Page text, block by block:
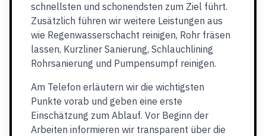
schnellsten und schonendsten zum Ziel führt.
Zusätzlich führen wir weitere Leistungen aus
wie Regenwasserschacht reinigen, Rohr fräsen
lassen, Kurzliner Sanierung, Schlauchlining
Rohrsanierung und Pumpensumpf reinigen.
Am Telefon erläutern wir die wichtigsten
Punkte vorab und geben eine erste
Einschätzung zum Ablauf. Vor Beginn der
Arbeiten informieren wir transparent über die